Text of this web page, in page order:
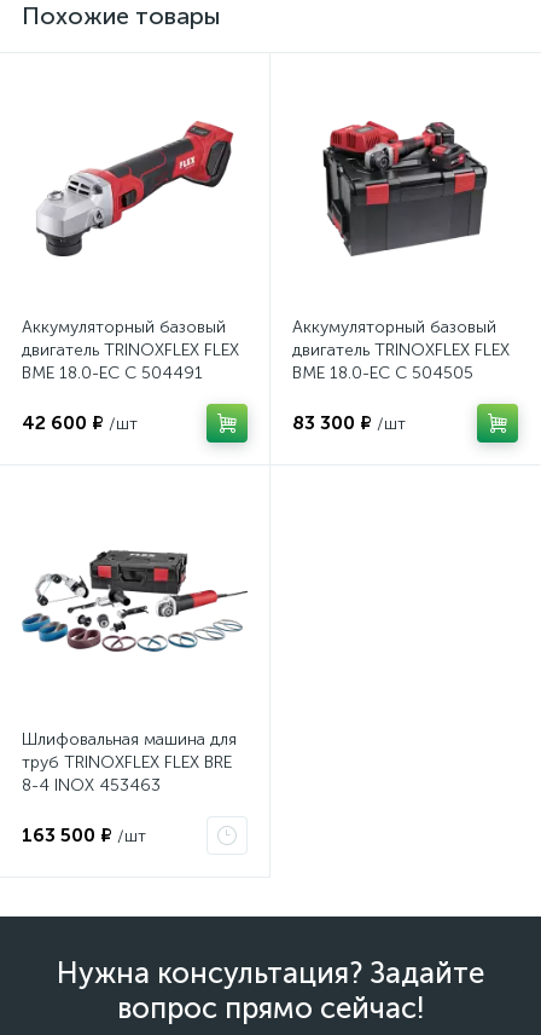
Похожие товары
Аккумуляторный базовый
двигатель TRINOXFLEX FLEX
BME 18.0-EC C 504491
42 600 ₽ /шт
Аккумуляторный базовый
двигатель TRINOXFLEX FLEX
BME 18.0-EC C 504505
83 300 ₽ /шт
Шлифовальная машина для
труб TRINOXFLEX FLEX BRE
8-4 INOX 453463
163 500 ₽ /шт
Нужна консультация? Задайте
вопрос прямо сейчас!